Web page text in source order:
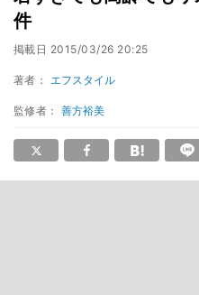
件
掲載日 2015/03/26 20:25
著者： エフスタイル
監修者：善方裕美